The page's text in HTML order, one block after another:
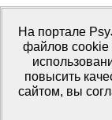
Портал
Правила
Свидетельство
2016 г.
Издатель: ФГБОУ
На портале
файлов cookie
повысить
сайтом, вы